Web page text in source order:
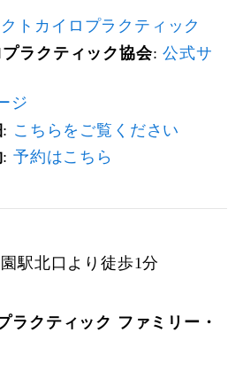
トカイロプラクティック
ラクティック協会:公式サ
ジ
: こちらをご覧ください
:予約はこちら
駅北口より徒歩1分
ラクティック ファミリー・